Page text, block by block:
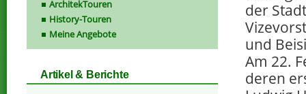
der
und
Am 22.
deren
ArchitekTouren
History-Touren
Meine Angebote
Artikel & Berichte